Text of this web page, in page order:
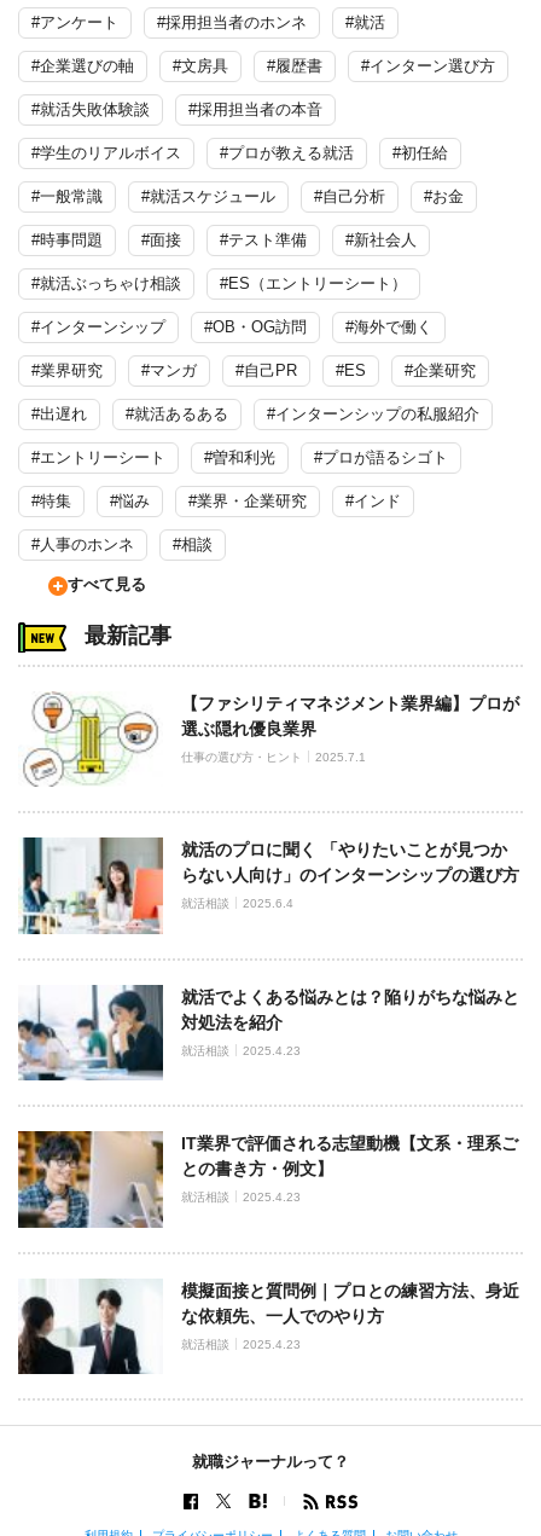
#アンケート #採用担当者のホンネ #就活
#企業選びの軸 #文房具 #履歴書 #インターン選び方
#就活失敗体験談 #採用担当者の本音
#学生のリアルボイス #プロが教える就活 #初任給
#一般常識 #就活スケジュール #自己分析 #お金
#時事問題 #面接 #テスト準備 #新社会人
#就活ぶっちゃけ相談 #ES（エントリーシート）
#インターンシップ #OB・OG訪問 #海外で働く
#業界研究 #マンガ #自己PR #ES #企業研究
#出遅れ #就活あるある #インターンシップの私服紹介
#エントリーシート #曽和利光 #プロが語るシゴト
#特集 #悩み #業界・企業研究 #インド
#人事のホンネ #相談
すべて見る
最新記事
【ファシリティマネジメント業界編】プロが
選ぶ隠れ優良業界
仕事の選び方・ヒント 2025.7.1
就活のプロに聞く 「やりたいことが見つか
らない人向け」のインターンシップの選び方
就活相談 2025.6.4
就活でよくある悩みとは？陥りがちな悩みと
対処法を紹介
就活相談 2025.4.23
IT業界で評価される志望動機【文系・理系ご
との書き方・例文】
就活相談 2025.4.23
模擬面接と質問例｜プロとの練習方法、身近
な依頼先、一人でのやり方
就活相談 2025.4.23
就職ジャーナルって？